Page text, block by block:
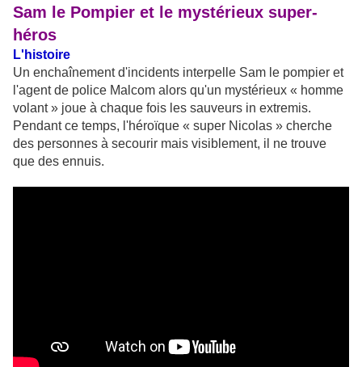
Sam le Pompier et le mystérieux super-
héros
L'histoire
Un enchaînement d'incidents interpelle Sam le pompier et
l'agent de police Malcom alors qu'un mystérieux « homme
volant » joue à chaque fois les sauveurs in extremis.
Pendant ce temps, l'héroïque « super Nicolas » cherche
des personnes à secourir mais visiblement, il ne trouve
que des ennuis.